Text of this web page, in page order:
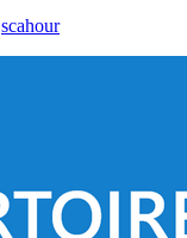
scahour